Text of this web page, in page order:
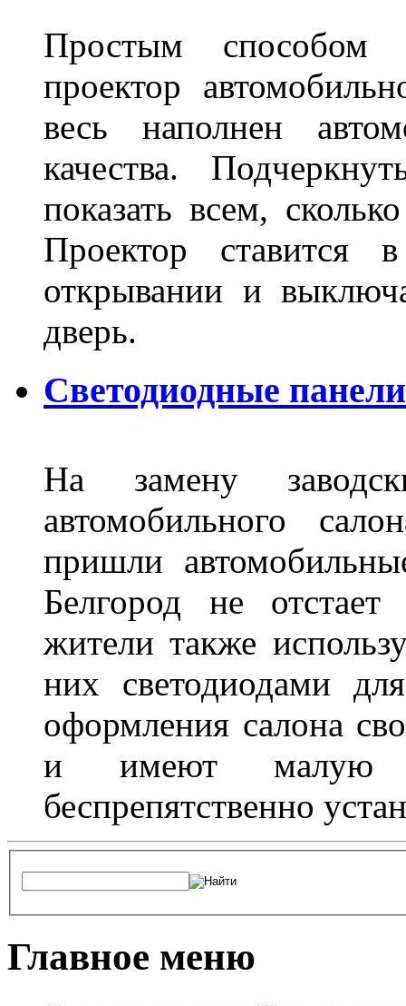
Простым способом
проектор
весь наполнен
качества.
показать всем,
Проектор ставится
открывании и
дверь.
Светодиодные
На замену
автомобильного
пришли
Белгород не
жители также
них светодиодами
оформления салона
и имеют малую
беспрепятственно
Главное меню